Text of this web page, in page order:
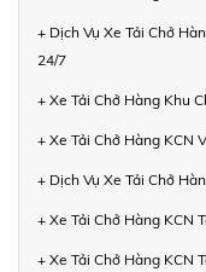
+ Dịch Vụ Xe Tải Chở
24/7
+ Xe Tải Chở Hàng Khu
+ Xe Tải Chở Hàng KCN
+ Dịch Vụ Xe Tải Chở
+ Xe Tải Chở Hàng KCN
+ Xe Tải Chở Hàng KCN